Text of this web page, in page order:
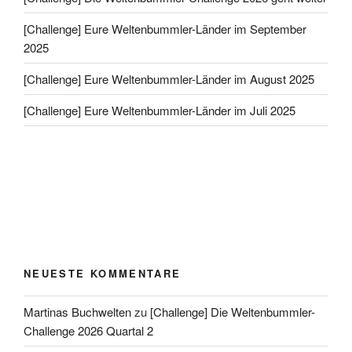
[Challenge] Eure Weltenbummler-Länder im September
2025
[Challenge] Eure Weltenbummler-Länder im August 2025
[Challenge] Eure Weltenbummler-Länder im Juli 2025
NEUESTE KOMMENTARE
Martinas Buchweltenzu [Challenge] Die Weltenbummler-
Challenge 2026 Quartal 2